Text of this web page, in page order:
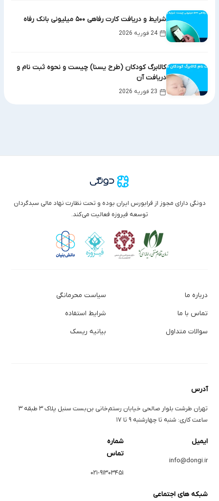
شرایط و دریافت کارت رفاهی ۵۰۰ میلیونی بانک رفاه
24 فوریه 2026
کالابرگ کودکان (طرح یسنا) چیست و نحوه ثبت نام و
دریافت آن
23 فوریه 2026
دونگی دارای مجوز از فرابورس ایران بوده و تحت نظارت نهاد مالی سبدگردان
توسعه فیروزه فعالیت می‌کند.
درباره ما
تماس با ما
سوالات متداول
سیاست محرمانگی
شرایط استفاده
بیانیه ریسک
آدرس
تهران طرشت بلوار صالحی خیابان رستم‌خانی بن‌بست سنبل پلاک ۳ طبقه ۳
ساعت کاری: شنبه تا چهارشنبه ۹ تا ۱۷
ایمیل
info@dongi.ir
شماره
تماس
۰۲۱-۹۱۳۰۳۴۵۱
شبکه های اجتماعی